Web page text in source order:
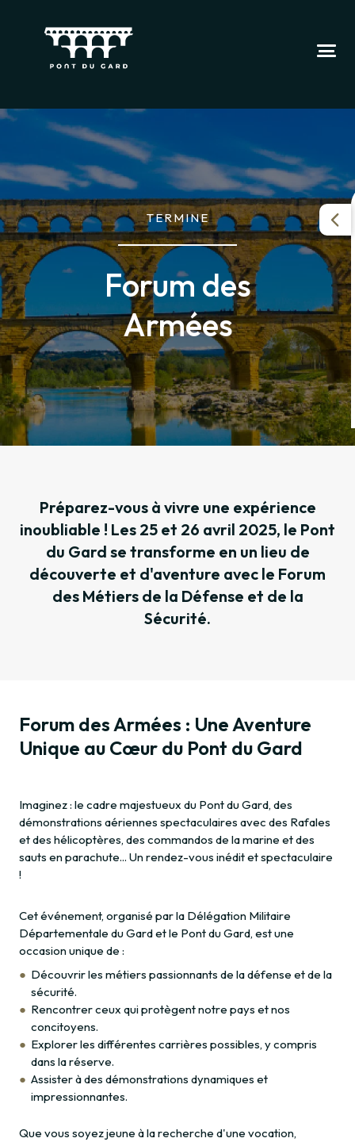
TERMINE
Forum des
Armées
Préparez-vous à vivre une expérience
inoubliable ! Les 25 et 26 avril 2025, le Pont
du Gard se transforme en un lieu de
découverte et d'aventure avec le Forum
des Métiers de la Défense et de la
Sécurité.
Forum des Armées : Une Aventure
Unique au Cœur du Pont du Gard
Imaginez : le cadre majestueux du Pont du Gard, des
démonstrations aériennes spectaculaires avec des Rafales
et des hélicoptères, des commandos de la marine et des
sauts en parachute... Un rendez-vous inédit et spectaculaire
!
Cet événement, organisé par la Délégation Militaire
Départementale du Gard et le Pont du Gard, est une
occasion unique de :
Découvrir les métiers passionnants de la défense et de la
sécurité.
Rencontrer ceux qui protègent notre pays et nos
concitoyens.
Explorer les différentes carrières possibles, y compris
dans la réserve.
Assister à des démonstrations dynamiques et
impressionnantes.
Que vous soyez jeune à la recherche d'une vocation,